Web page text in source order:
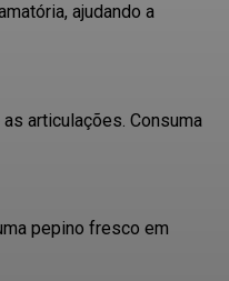
ajudando a
articulações. Consuma
pepino fresco em